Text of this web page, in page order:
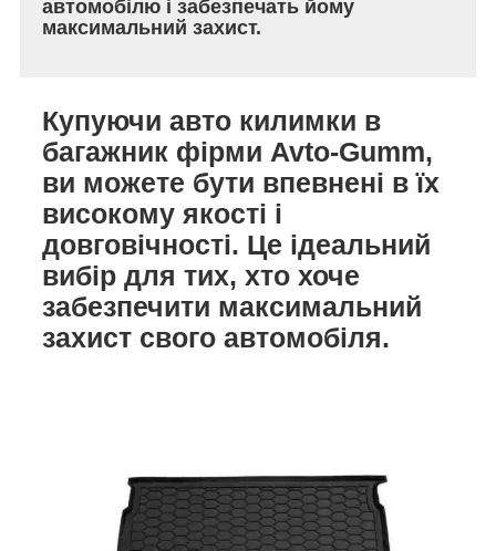
автомобілю і забезпечать йому
максимальний захист.
Купуючи авто килимки в
багажник фірми Avto-Gumm,
ви можете бути впевнені в їх
високому якості і
довговічності. Це ідеальний
вибір для тих, хто хоче
забезпечити максимальний
захист свого автомобіля.